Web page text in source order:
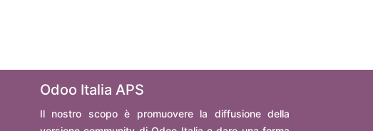
Odoo Italia APS
Il nostro scopo è promuovere la diffusione della